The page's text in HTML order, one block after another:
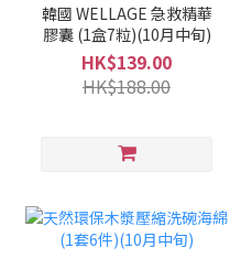
韓國 WELLAGE 急救精華
膠囊 (1盒7粒)(10月中旬)
HK$139.00
HK$188.00